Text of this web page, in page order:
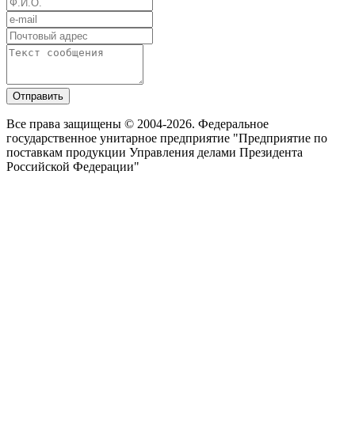
Отправить
Все права защищены © 2004-2026. Федеральное
государственное унитарное предприятие "Предприятие по
поставкам продукции Управления делами Президента
Российской Федерации"